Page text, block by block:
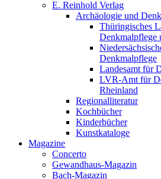
E. Reinhold Verlag
Archäologie und
Thüringisches
Denkmalpflege
Denkmalpflege
Landesamt für
LVR-Amt für
Rheinland
Regionalliteratur
Kochbücher
Kinderbücher
Kunstkataloge
Magazine
Concerto
Gewandhaus-Magazin
Bach-Magazin